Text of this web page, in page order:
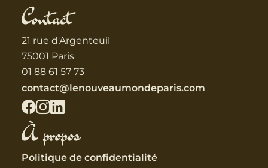
Contact
21 rue d'Argenteuil
75001 Paris
01 88 61 57 73
contact@lenouveaumondeparis.com
À propos
Politique de confidentialité